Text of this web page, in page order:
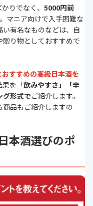
りでなく、 5000円前
マニア向けで入手困難な
有名なものなどは、自
り物としておすすめで
すすめの高級日本酒を
果を「飲みやすさ」「辛
グ形式でご紹介します。
品もご紹介しますの
本酒選びのポ